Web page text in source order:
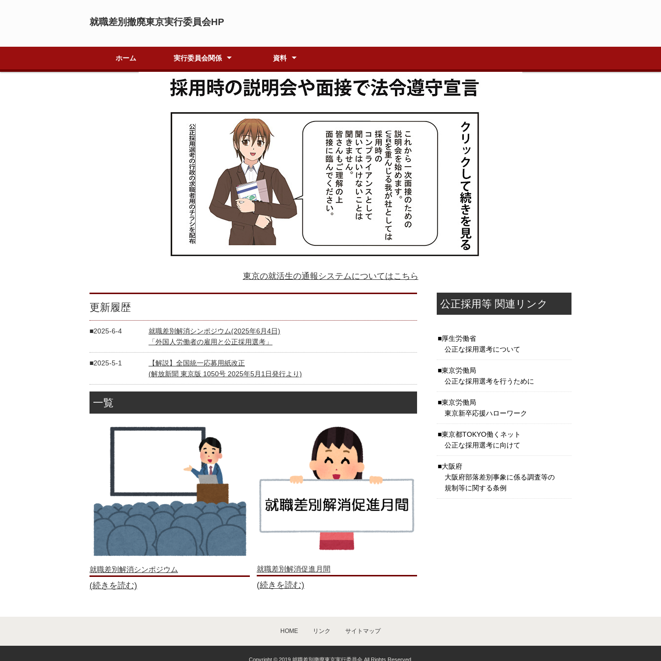
就職差別撤廃東京実行委員会HP
ホーム 実行委員会関係
就職差別撤廃東京実行委員会とは
就職差別撤廃東京集会の開催
法令遵守宣言について
関連差別事件(準備中)
資料
資料室
東京の就活生の通報システムについてはこちら
更新履歴
2025-6-4
就職差別解消シンポジウム(2025年6月4日)
「外国人労働者の雇用と公正採用選考」
2025-5-1
【解説】全国統一応募用紙改正
(解放新聞 東京版 1050号 2025年5月1日発行より)
2024-6-1
就職差別解消促進月間と協働し
公正採用選考の確立を
(解放新聞 東京版 1039号 2024年6月1日発行より)
2023-6-7
就職差別解消シンポジウム(2023年6月7日)
「ネットエントリー・オンライン面接から公正採用を考える～求める人財と出会うため
に～」
2023-6-1
就職差別解消促進月間と協働し公正採用選考の確立
能力と適正に基づいた採用選考を
(解放新聞 東京版 1027号 2023年6月1日発行より)
2022-6-8
就職差別解消シンポジウム(2022年6月8日)
「採用選考におけるハラスメントの現状と課題～企業に求められる対応とは～」
一覧
就職差別解消シンポジウム
(続きを読む)
就職差別解消促進月間
(続きを読む)
公正採用等 関連リンク
厚生労働省
公正な採用選考について
東京労働局
公正な採用選考を行うために
東京労働局
東京新卒応援ハローワーク
東京都TOKYO働くネット
公正な採用選考に向けて
大阪府
大阪府部落差別事象に係る調査等の
規制等に関する条例
HOME リンク サイトマップ
Copyright © 2019 就職差別撤廃東京実行委員会 All Rights Reserved.